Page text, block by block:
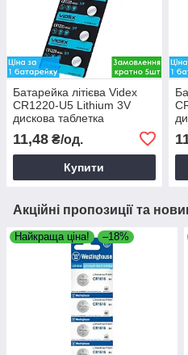
Батарейка літієва Videx
CR1220-U5 Lithium 3V
дискова таблетка
11,48 ₴/од.
Купити
Акційні пропозиції та
Найкраща ціна! –18%